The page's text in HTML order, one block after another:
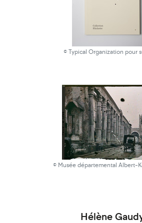
© Typical Organization pour
© Musée départemental Albert-
Hélène